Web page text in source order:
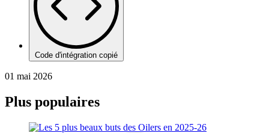
Code d'intégration copié
01 mai 2026
Plus populaires